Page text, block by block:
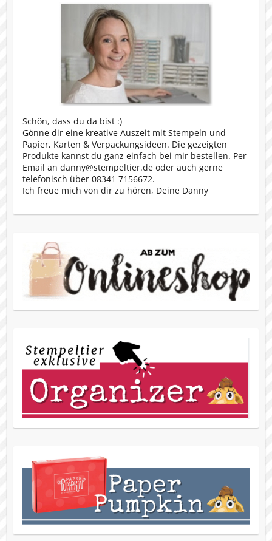
Schön, dass du da bist :)
Gönne dir eine kreative Auszeit mit Stempeln und
Papier, Karten & Verpackungsideen. Die gezeigten
Produkte kannst du ganz einfach bei mir bestellen. Per
Email an danny@stempeltier.de oder auch gerne
telefonisch über 08341 7156672.
Ich freue mich von dir zu hören, Deine Danny